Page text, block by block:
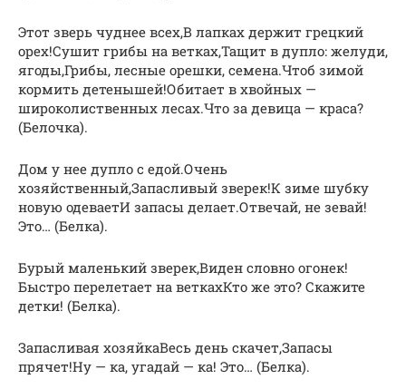
Этот зверь чуднее всех,В лапках держит грецкий
орех!Сушит грибы на ветках,Тащит в дупло: желуди,
ягоды,Грибы, лесные орешки, семена.Чтоб зимой
кормить детенышей!Обитает в хвойных —
широколиственных лесах.Что за девица — краса?
(Белочка).
Дом у нее дупло с едой.Очень
хозяйственный,Запасливый зверек!К зиме шубку
новую одеваетИ запасы делает.Отвечай, не зевай!
Это… (Белка).
Бурый маленький зверек,Виден словно огонек!
Быстро перелетает на веткахКто же это? Скажите
детки! (Белка).
Запасливая хозяйкаВесь день скачет,Запасы
прячет!Ну — ка, угадай — ка! Это… (Белка).